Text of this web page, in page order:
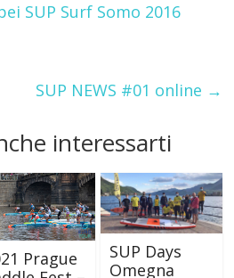
SUP Surf Somo 2016
SUP NEWS #01 online →
interessarti
Prague
SUP Days
Omegna